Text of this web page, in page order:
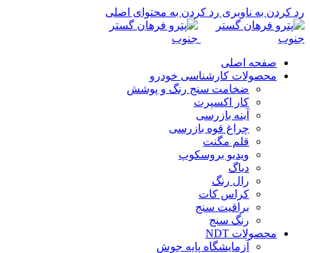
رد کردن به ناوبری رد کردن به محتوای اصلی
صفحه اصلی
محصولات کارشناسی خودرو
ضخامت سنج رنگ و پوشش
کار اکسپرت
آینه بازرسی
چراغ قوه بازرسی
قلم مگنت
ویدیو بروسکوپ
دیاگ
رال رنگ
کراس کات
براقیت سنج
رنگ سنج
محصولات NDT
آزمایشگاه پایه جوش